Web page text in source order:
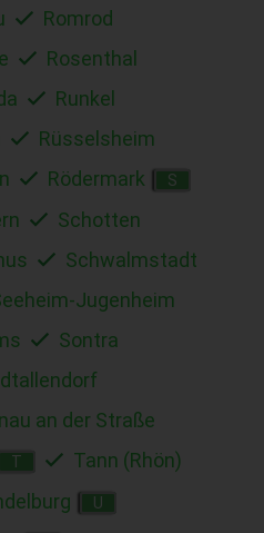
Romrod
Rosenthal
Runkel
Rüsselsheim
Rödermark S
Schotten
Schwalmstadt
Jugenheim
Sontra
an der Straße
T
Tann (Rhön)
U